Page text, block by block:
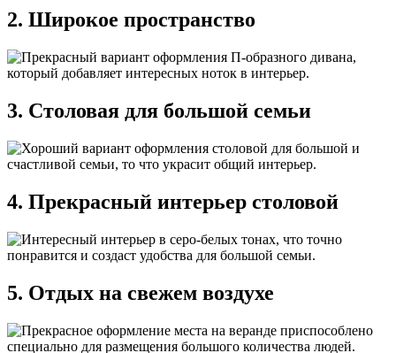
2. Широкое пространство
3. Столовая для большой семьи
4. Прекрасный интерьер столовой
5. Отдых на свежем воздухе